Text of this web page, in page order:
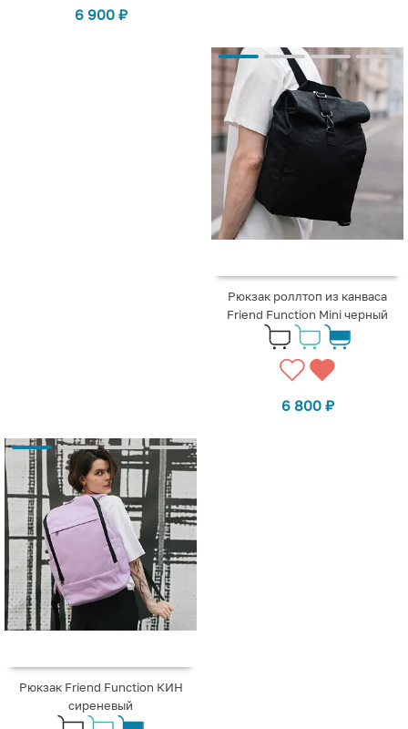
6 900 ₽
Рюкзак роллтоп из канваса
Friend Function Mini черный
6 800 ₽
Рюкзак Friend Function КИН
сиреневый